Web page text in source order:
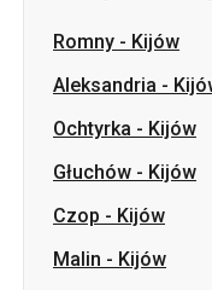
Romny - Kijów
Aleksandria -
Ochtyrka - Kijów
Głuchów - Kijów
Czop - Kijów
Malin - Kijów